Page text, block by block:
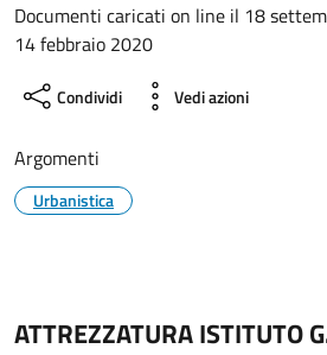
Documenti caricati on line il 18
14 febbraio 2020
Condividi Vedi azioni
Argomenti
Urbanistica
ATTREZZATURA ISTITUTO